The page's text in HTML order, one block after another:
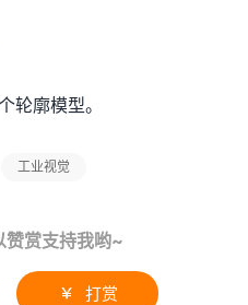
轮廓模型。
工业视觉
赞赏支持我哟~
 打赏